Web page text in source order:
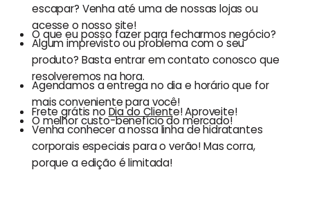
escapar? Venha até uma de nossas lojas ou
acesse o nosso site!
O que eu posso fazer para fecharmos negócio?
Algum imprevisto ou problema com o seu
produto? Basta entrar em contato conosco que
resolveremos na hora.
Agendamos a entrega no dia e horário que for
mais conveniente para você!
Frete grátis no Dia do Cliente! Aproveite!
O melhor custo-benefício do mercado!
Venha conhecer a nossa linha de hidratantes
corporais especiais para o verão! Mas corra,
porque a edição é limitada!